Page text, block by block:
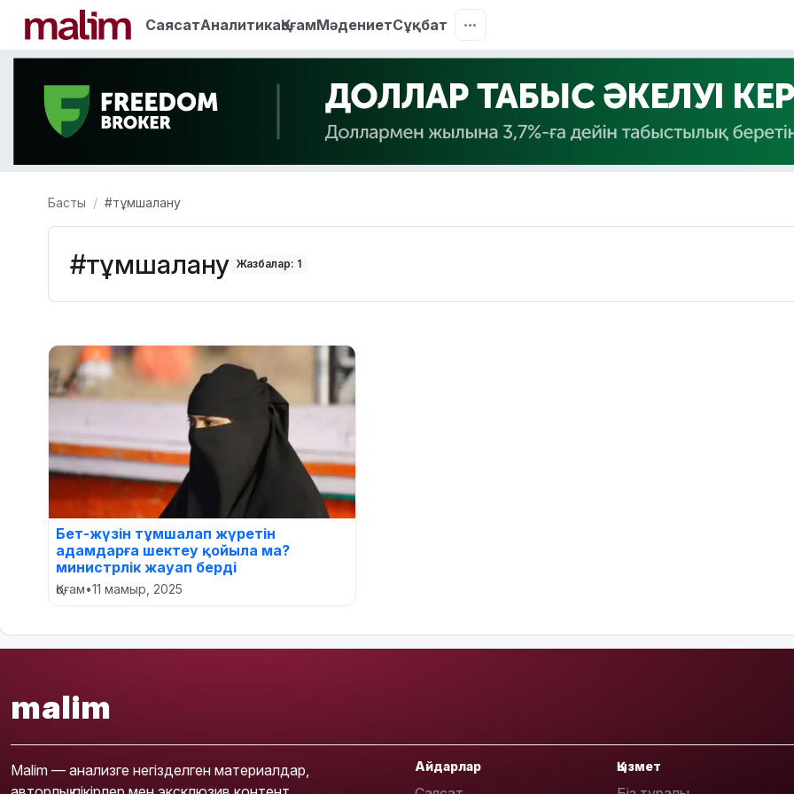
СаясатАналитикаҚоғамМәдениетСұқбат
Басты #тұмшалану
#тұмшалану Жазбалар: 1
Бет-жүзін тұмшалап жүретін
адамдарға шектеу қойыла ма?
министрлік жауап берді
Қоғам•11 мамыр, 2025
malim
Malim — анализге негізделген материалдар,
Айдарлар Қызмет